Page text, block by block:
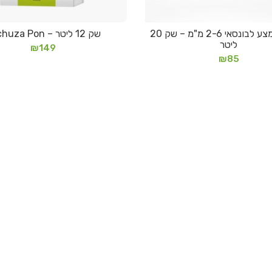
הוספה לסל
תערובת מצע לבונסאי 2-6 מ"מ – שק 20
ליטר
₪85
הוספה לסל שק 12 ליטר – Lechuza Pon
₪149